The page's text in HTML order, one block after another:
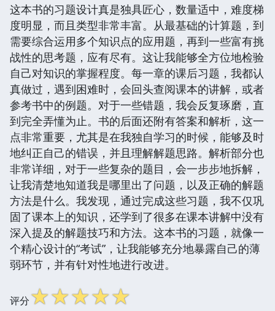
这本书的习题设计真是独具匠心，数量适中，难度梯
度明显，而且类型非常丰富。从最基础的计算题，到
需要综合运用多个知识点的应用题，再到一些富有挑
战性的思考题，应有尽有。这让我能够全方位地检验
自己对知识的掌握程度。每一章的课后习题，我都认
真做过，遇到困难时，会回头查阅课本的讲解，或者
参考书中的例题。对于一些错题，我会反复琢磨，直
到完全弄懂为止。书的后面还附有答案和解析，这一
点非常重要，尤其是在我独自学习的时候，能够及时
地纠正自己的错误，并且理解解题思路。解析部分也
非常详细，对于一些复杂的题目，会一步步地拆解，
让我清楚地知道我是哪里出了问题，以及正确的解题
方法是什么。我发现，通过完成这些习题，我不仅巩
固了课本上的知识，还学到了很多在课本讲解中没有
深入提及的解题技巧和方法。这本书的习题，就像一
个精心设计的“考试”，让我能够充分地暴露自己的薄
弱环节，并有针对性地进行改进。
评分☆☆☆☆☆